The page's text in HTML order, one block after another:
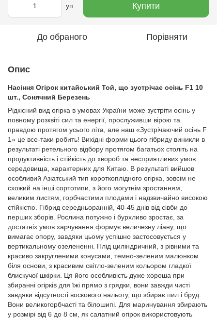
уп. Купити
До обраного Порівняти
Опис
Насіння Огірок китайський Той, що зустрічає осінь F1 10
шт., Сонячний Березень
Рідкісний вид огірка в умовах України може зустріти осінь у
повному розквіті сил та енергії, прослуживши вірою та
правдою протягом усього літа, але наш «Зустрічаючий осінь F
1» це все-таки робить! Вихідні форми цього гібриду виникли в
результаті ретельного відбору протягом багатьох століть на
продуктивність і стійкість до хвороб та несприятливих умов
середовища, характерних для Китаю. В результаті вийшов
особливий Азіатський тип короткоплідного огірка, зовсім не
схожий на інші сортотипи, з його могутнім зростанням,
великим листям, горбчастими плодами і надзвичайно високою
стійкістю. Гібрид середньоранній, 40-45 днів від сівби до
перших зборів. Рослина потужно і бурхливо зростає, за
достатніх умов харчування формує величезну ліану, що
вимагає опору, завдяки цьому успішно застосовується у
вертикальному озелененні. Плід циліндричний, з рівними та
красиво закругленими конусами, темно-зеленим малюнком
біля основи, з красивим світло-зеленим кольором гладкої
блискучої шкірки. Ця його особливість дуже хороша при
збиранні огірків для їжі прямо з грядки, вони завжди чисті
завдяки відсутності воскового нальоту, що збирає пил і бруд.
Вони великогорбчасті та білошипі. Для маринування збирають
у розмірі від 6 до 8 см, як салатний огірок використовують